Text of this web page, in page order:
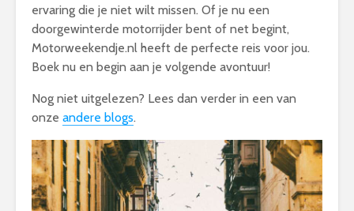
ervaring die je niet wilt missen. Of je nu een
doorgewinterde motorrijder bent of net begint,
Motorweekendje.nl heeft de perfecte reis voor jou.
Boek nu en begin aan je volgende avontuur!
Nog niet uitgelezen? Lees dan verder in een van
onze andere blogs.